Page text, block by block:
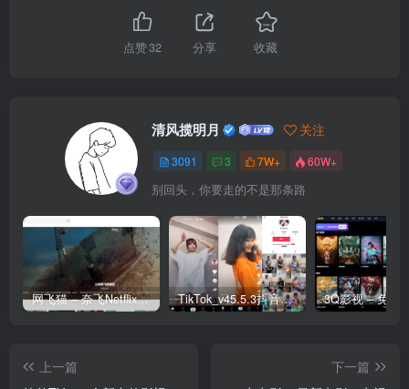
点赞32 分享 收藏
清风揽明月 关注
3091 3 7W+ 60W+
别回头，你要走的不是那条路
网飞猫 – 奈飞Netflix免费看 TikTok_v45.5.3抖音国际版_免拔卡解锁全球版
上一篇
下一篇